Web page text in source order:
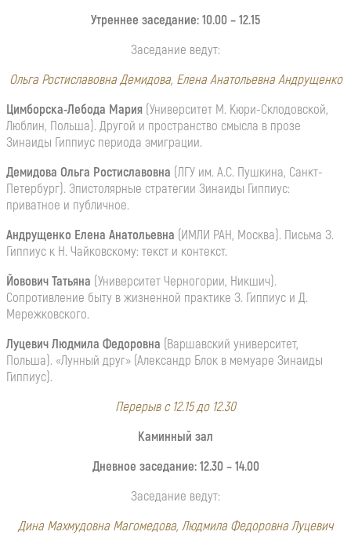
Утреннее заседание: 10.00 – 12.15
Заседание ведут:
Ольга Ростиславовна Демидова, Елена Анатольевна Андрущенко
Цимборска-Лебода Мария (Университет М. Кюри-Склодовской,
Люблин, Польша). Другой и пространство смысла в прозе
Зинаиды Гиппиус периода эмиграции.
Демидова Ольга Ростиславовна (ЛГУ им. А.С. Пушкина, Санкт-
Петербург). Эпистолярные стратегии Зинаиды Гиппиус:
приватное и публичное.
Андрущенко Елена Анатольевна (ИМЛИ РАН, Москва). Письма З.
Гиппиус к Н. Чайковскому: текст и контекст.
Йовович Татьяна (Университет Черногории, Никшич).
Сопротивление быту в жизненной практике З. Гиппиус и Д.
Мережковского.
Луцевич Людмила Федоровна (Варшавский университет,
Польша). «Лунный друг» (Александр Блок в мемуаре Зинаиды
Гиппиус).
Перерыв с 12.15 до 12.30
Каминный зал
Дневное заседание: 12.30 – 14.00
Заседание ведут:
Дина Махмудовна Магомедова, Людмила Федоровна Луцевич